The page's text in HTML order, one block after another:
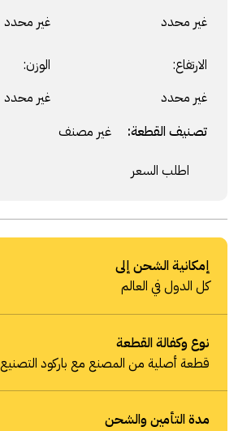
غير محدد
غير محدد
الارتفاع:
غير محدد
الوزن:
غير محدد
تصنيف القطعة: غير مصنف
اطلب السعر
إمكانية الشحن إلى
كل الدول في العالم
نوع وكفالة القطعة
قطعة أصلية من المصنع مع باركود التصنيع
مدة التأمين والشحن